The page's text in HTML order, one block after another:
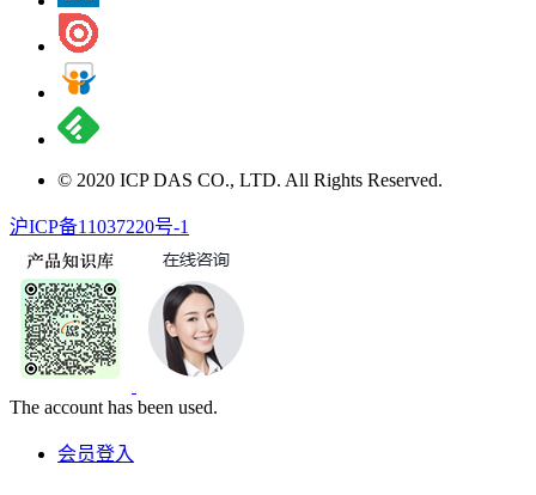
© 2020 ICP DAS CO., LTD. All Rights Reserved.
沪ICP备11037220号-1
The account has been used.
会员登入